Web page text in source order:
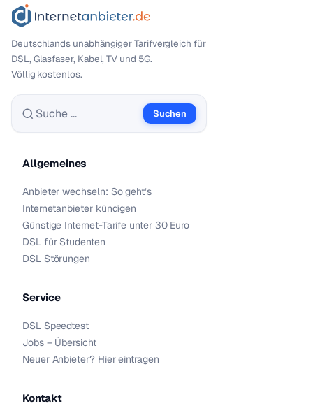
Deutschlands unabhängiger Tarif­vergleich für
DSL, Glasfaser, Kabel, TV und 5G.
Völlig kostenlos.
Suche nach:
Suchen
Allgemeines
Anbieter wechseln: So geht’s
Internetanbieter kündigen
Günstige Internet-Tarife unter 30 Euro
DSL für Studenten
DSL Störungen
Service
DSL Speedtest
Jobs – Übersicht
Neuer Anbieter? Hier eintragen
Kontakt